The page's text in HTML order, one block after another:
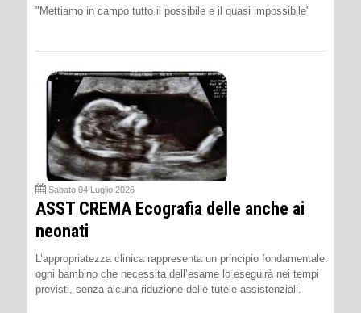
"Mettiamo in campo tutto il possibile e il quasi impossibile"
Sabato 04 Luglio 2026
ASST CREMA Ecografia delle anche ai
neonati
L’appropriatezza clinica rappresenta un principio fondamentale:
ogni bambino che necessita dell’esame lo eseguirà nei tempi
previsti, senza alcuna riduzione delle tutele assistenziali.